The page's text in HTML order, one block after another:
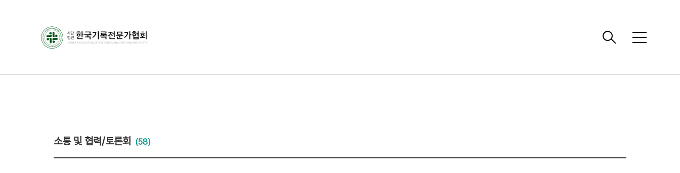
메
소통 및 협력/토론회 (58)